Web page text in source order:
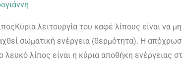
λειτουργία του καφέ λίπους είναι να
σωματική ενέργεια (θερμότητα). Η
λευκό λίπος είναι η κύρια αποθήκη